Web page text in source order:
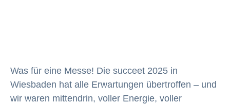
Was für eine Messe! Die succeet 2025 in
Wiesbaden hat alle Erwartungen übertroffen – und
wir waren mittendrin, voller Energie, voller